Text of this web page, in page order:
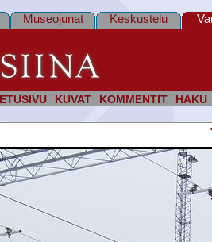
ETUSIVU KUVAT KOMMENTIT HAKU
Museojunat Keskustelu